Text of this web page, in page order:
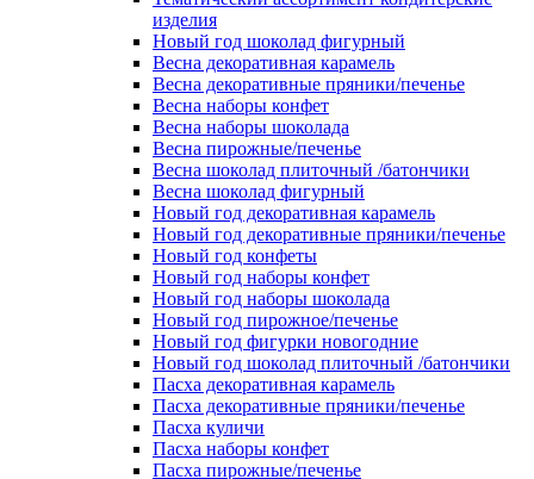
изделия
Новый год шоколад фигурный
Весна декоративная карамель
Весна декоративные пряники/печенье
Весна наборы конфет
Весна наборы шоколада
Весна пирожные/печенье
Весна шоколад плиточный /батончики
Весна шоколад фигурный
Новый год декоративная карамель
Новый год декоративные пряники/печенье
Новый год конфеты
Новый год наборы конфет
Новый год наборы шоколада
Новый год пирожное/печенье
Новый год фигурки новогодние
Новый год шоколад плиточный /батончики
Пасха декоративная карамель
Пасха декоративные пряники/печенье
Пасха куличи
Пасха наборы конфет
Пасха пирожные/печенье